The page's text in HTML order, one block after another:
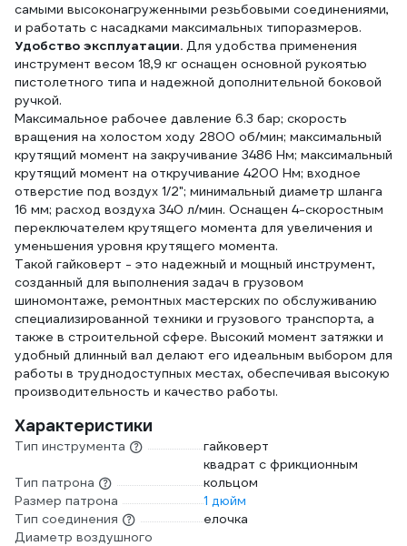
самыми высоконагруженными резьбовыми соединениями,
и работать с насадками максимальных типоразмеров.
Удобство эксплуатации. Для удобства применения
инструмент весом 18,9 кг оснащен основной рукоятью
пистолетного типа и надежной дополнительной боковой
ручкой.
Максимальное рабочее давление 6.3 бар; скорость
вращения на холостом ходу 2800 об/мин; максимальный
крутящий момент на закручивание 3486 Нм; максимальный
крутящий момент на откручивание 4200 Нм; входное
отверстие под воздух 1/2"; минимальный диаметр шланга
16 мм; расход воздуха 340 л/мин. Оснащен 4-скоростным
переключателем крутящего момента для увеличения и
уменьшения уровня крутящего момента.
Такой гайковерт - это надежный и мощный инструмент,
созданный для выполнения задач в грузовом
шиномонтаже, ремонтных мастерских по обслуживанию
специализированной техники и грузового транспорта, а
также в строительной сфере. Высокий момент затяжки и
удобный длинный вал делают его идеальным выбором для
работы в труднодоступных местах, обеспечивая высокую
производительность и качество работы.
Характеристики
Тип инструмента гайковерт
Тип патрона
квадрат с фрикционным
кольцом
Размер патрона
1 дюйм
Тип соединения
елочка
Диаметр воздушного